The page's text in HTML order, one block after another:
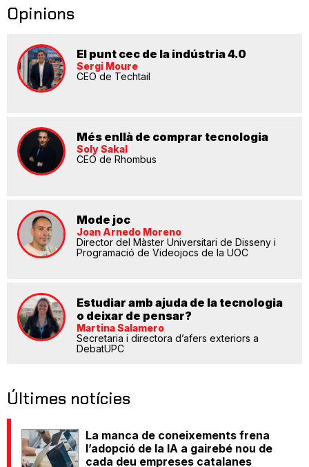
Opinions
El punt cec de la indústria 4.0
Sergi Moure
CEO de Techtail
Més enllà de comprar tecnologia
Soly Sakal
CEO de Rhombus
Mode joc
Joan Arnedo Moreno
Director del Màster Universitari de Disseny i
Programació de Videojocs de la UOC
Estudiar amb ajuda de la tecnologia
o deixar de pensar?
Martina Salamero
Secretaria i directora d’afers exteriors a
DebatUPC
Últimes notícies
La manca de coneixements frena
l’adopció de la IA a gairebé nou de
cada deu empreses catalanes